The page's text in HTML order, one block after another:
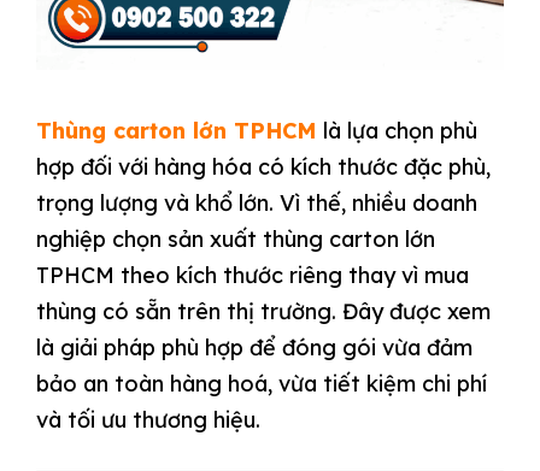
Thùng carton lớn TPHCM là lựa chọn phù
hợp đối với hàng hóa có kích thước đặc phù,
trọng lượng và khổ lớn. Vì thế, nhiều doanh
nghiệp chọn sản xuất thùng carton lớn
TPHCM theo kích thước riêng thay vì mua
thùng có sẵn trên thị trường. Đây được xem
là giải pháp phù hợp để đóng gói vừa đảm
bảo an toàn hàng hoá, vừa tiết kiệm chi phí
và tối ưu thương hiệu.